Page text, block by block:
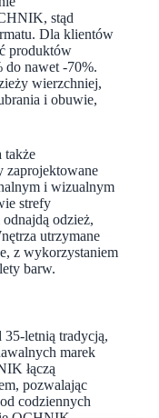
stąd
Dla klientów
produktów
do nawet -70%.
wierzchniej,
i obuwie,
zaprojektowane
i wizualnym
strefy
odzież,
utrzymane
z wykorzystaniem
barw.
letnią tradycją,
marek
łączą
pozwalając
codziennych